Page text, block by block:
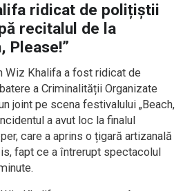
ridicat de polițiștii
recitalul de la
Please!”
Wiz Khalifa a fost ridicat de
a Criminalității Organizate
joint pe scena festivalului „Beach,
a avut loc la finalul
care a aprins o țigară artizanală
fapt ce a întrerupt spectacolul